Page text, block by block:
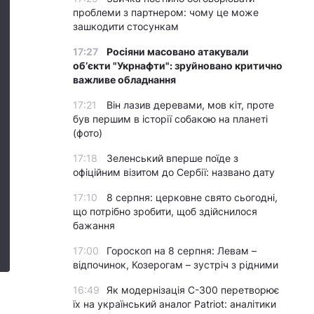
проблеми з партнером: чому це може
зашкодити стосункам
17:27
Росіяни масовано атакували
обʼєкти "Укрнафти": зруйновано критично
важливе обладнання
17:21
Він лазив деревами, мов кіт, проте
був першим в історії собакою на планеті
(фото)
17:18
Зеленський вперше поїде з
офіційним візитом до Сербії: названо дату
17:10
8 серпня: церковне свято сьогодні,
що потрібно зробити, щоб здійснилося
бажання
17:00
Гороскоп на 8 серпня: Левам –
відпочинок, Козерогам – зустріч з рідними
16:49
Як модернізація С-300 перетворює
їх на український аналог Patriot: аналітики